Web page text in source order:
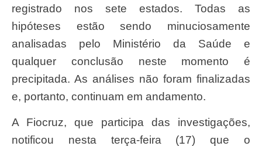
registrado nos sete estados. Todas as
hipóteses estão sendo minuciosamente
analisadas pelo Ministério da Saúde e
qualquer conclusão neste momento é
precipitada. As análises não foram finalizadas
e, portanto, continuam em andamento.
A Fiocruz, que participa das investigações,
notificou nesta terça-feira (17) que o